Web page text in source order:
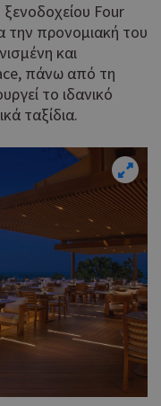
Four
την προνομιακή του
και
πάνω από τη
το ιδανικό
ταξίδια.